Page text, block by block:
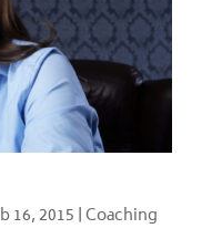
16, 2015 |Coaching